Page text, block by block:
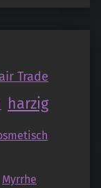
Trade
harzig
Myrrhe